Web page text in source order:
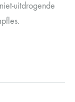
uitdrogende